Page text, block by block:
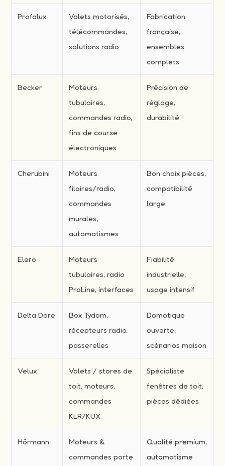
Profalux
Volets motorisés,
télécommandes,
solutions radio
Fabrication
française,
ensembles
complets
Becker
Moteurs
tubulaires,
commandes radio,
fins de course
électroniques
Précision de
réglage,
durabilité
Cherubini
Moteurs
filaires/radio,
commandes
murales,
automatismes
Bon choix pièces,
compatibilité
large
Elero
Moteurs
tubulaires, radio
ProLine, interfaces
Fiabilité
industrielle,
usage intensif
Delta Dore
Box Tydom,
récepteurs radio,
passerelles
Domotique
ouverte,
scénarios maison
Velux
Volets / stores de
toit, moteurs,
commandes
KLR/KUX
Spécialiste
fenêtres de toit,
pièces dédiées
Hörmann
Moteurs &
commandes porte
Qualité premium,
automatisme